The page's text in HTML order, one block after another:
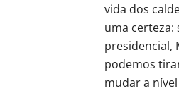
vida dos
uma certeza:
presidencial,
podemos
mudar a